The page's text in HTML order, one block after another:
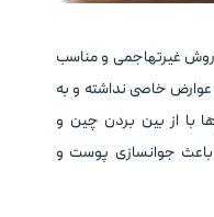
غیرتهاجمی و مناسب
خاصی نداشته و به
با از بین بردن چین و
جوانسازی پوست و